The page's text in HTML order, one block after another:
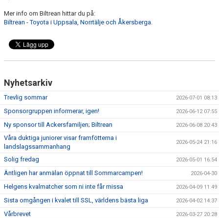
Mer info om Biltrean hittar du på:
Biltrean - Toyota i Uppsala, Norrtälje och Åkersberga.
Nyhetsarkiv
Trevlig sommar 2026-07-01 08:13
Sponsorgruppen informerar, igen! 2026-06-12 07:55
Ny sponsor till Ackersfamiljen; Biltrean 2026-06-08 20:43
Våra duktiga juniorer visar framfötterna i
landslagssammanhang
2026-05-24 21:16
Solig fredag 2026-05-01 16:54
Äntligen har anmälan öppnat till Sommarcampen! 2026-04-30
Helgens kvalmatcher som ni inte får missa 2026-04-09 11:49
Sista omgången i kvalet till SSL, världens bästa liga 2026-04-02 14:37
Vårbrevet 2026-03-27 20:28